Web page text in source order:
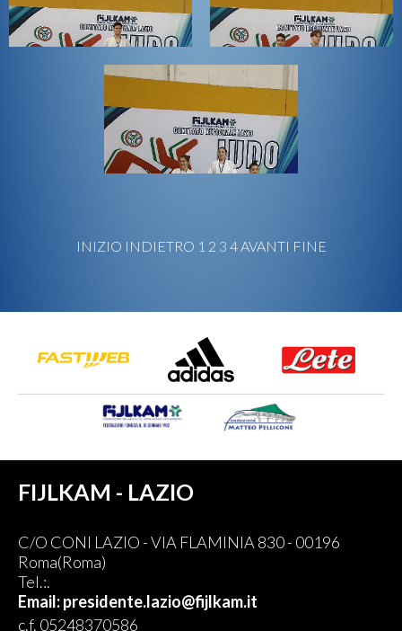
INIZIO INDIETRO 1 2 3 4AVANTI FINE
FIJLKAM - LAZIO
C/O CONI LAZIO - VIA FLAMINIA 830 - 00196
Roma(Roma)
Tel.:.
Email: presidente.lazio@fijlkam.it
c.f. 05248370586